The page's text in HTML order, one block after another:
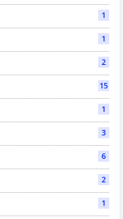
1
1
2
15
1
3
6
2
1